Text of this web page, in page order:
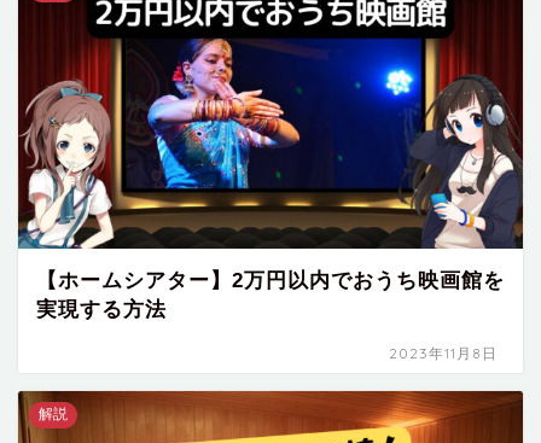
【ホームシアター】2万円以内でおうち映画館を
実現する方法
2023年11月8日
解説